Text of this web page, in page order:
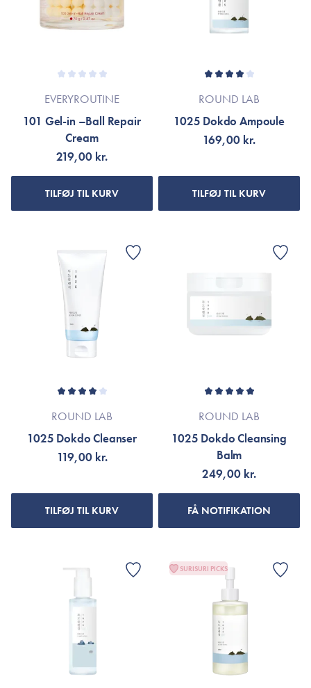
EVERYROUTINE
101 Gel-in –Ball Repair
Cream
219,00 kr.
TILFØJ TIL KURV
ROUND LAB
1025 Dokdo Ampoule
169,00 kr.
TILFØJ TIL KURV
ROUND LAB
1025 Dokdo Cleanser
119,00 kr.
TILFØJ TIL KURV
ROUND LAB
1025 Dokdo Cleansing
Balm
249,00 kr.
FÅ NOTIFIKATION
SURISURI PICKS